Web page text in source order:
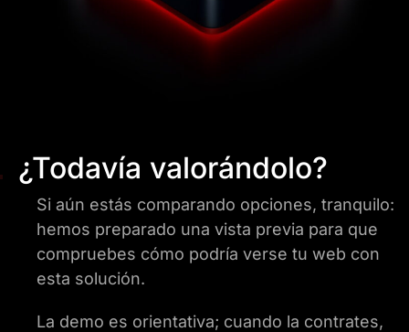
¿Todavía valorándolo?
Si aún estás comparando opciones, tranquilo:
hemos preparado una vista previa para que
compruebes cómo podría verse tu web con
esta solución.
La demo es orientativa; cuando la contrates,